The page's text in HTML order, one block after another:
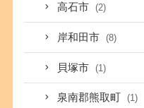
高石市 (2)
岸和田市 (8)
貝塚市 (1)
泉南郡熊取町 (1)